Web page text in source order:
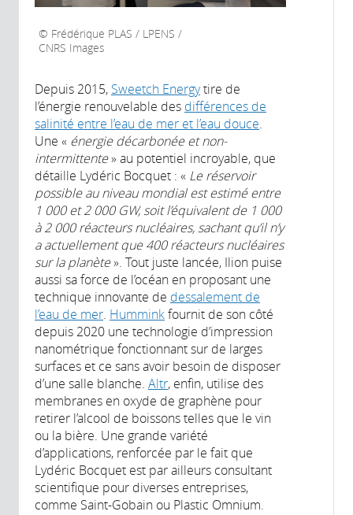
Frédérique PLAS / LPENS /
CNRS Images
Depuis 2015, Sweetch Energytire de
l’énergie renouvelable des différences de
salinité entre l’eau de mer et l’eau douce.
Une « énergie décarbonée et non-
intermittente» au potentiel incroyable, que
détaille Lydéric Bocquet : « Le réservoir
possible au niveau mondial est estimé entre
1 000 et 2 000 GW, soit l’équivalent de 1 000
à 2 000 réacteurs nucléaires, sachant qu’il n’y
a actuellement que 400 réacteurs nucléaires
sur la planète». Tout juste lancée, Ilion puise
aussi sa force de l’océan en proposant une
technique innovante de dessalement de
l’eau de mer. Humminkfournit de son côté
depuis 2020 une technologie d’impression
nanométrique fonctionnant sur de larges
surfaces et ce sans avoir besoin de disposer
d’une salle blanche. Altr, enfin, utilise des
membranes en oxyde de graphène pour
retirer l’alcool de boissons telles que le vin
ou la bière. Une grande variété
d’applications, renforcée par le fait que
Lydéric Bocquet est par ailleurs consultant
scientifique pour diverses entreprises,
comme Saint-Gobain ou Plastic Omnium.